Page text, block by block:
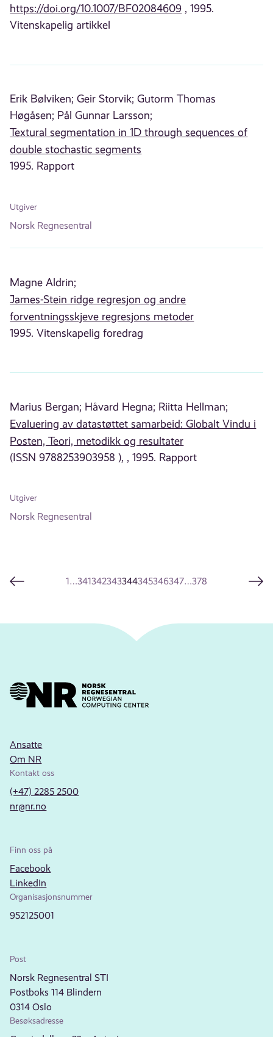
https://doi.org/10.1007/BF02084609 , 1995.
Vitenskapelig artikkel
Erik Bølviken; Geir Storvik; Gutorm Thomas
Høgåsen; Pål Gunnar Larsson;
Textural segmentation in 1D through sequences of
double stochastic segments
1995. Rapport
Utgiver
Norsk Regnesentral
Magne Aldrin;
James-Stein ridge regresjon og andre
forventningsskjeve regresjons metoder
1995. Vitenskapelig foredrag
Marius Bergan; Håvard Hegna; Riitta Hellman;
Evaluering av datastøttet samarbeid: Globalt Vindu i
Posten, Teori, metodikk og resultater
(ISSN 9788253903958 ), , 1995. Rapport
Utgiver
Norsk Regnesentral
1…341342343344345346347…378
Ansatte
Om NR
Kontakt oss
(+47) 2285 2500
nr@nr.no
Finn oss på
Facebook
LinkedIn
Organisasjonsnummer
952125001
Post
Norsk Regnesentral STI
Postboks 114 Blindern
0314 Oslo
Besøksadresse